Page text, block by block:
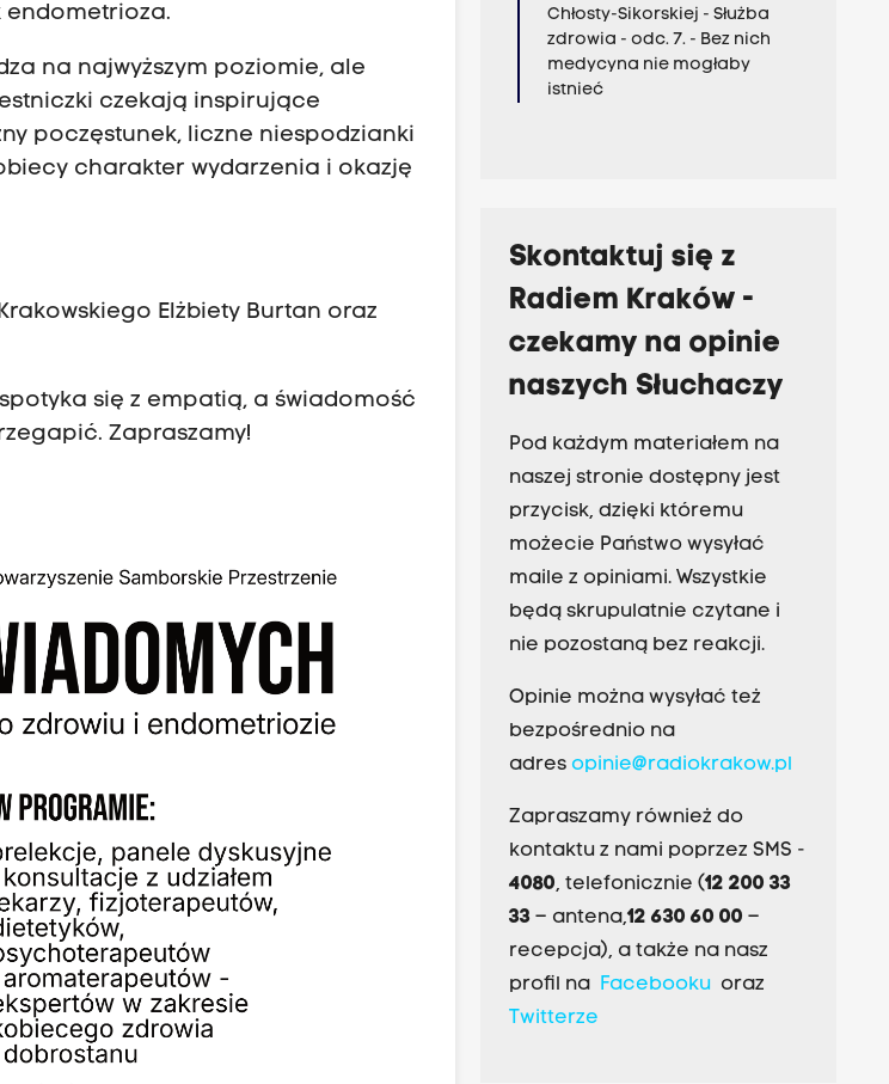
endometrioza.
na najwyższym poziomie, ale
czekają inspirujące
poczęstunek, liczne niespodzianki
charakter wydarzenia i okazję
Elżbiety Burtan oraz
się z empatią, a świadomość
Zapraszamy!
Chłosty-Sikorskiej - Służba
zdrowia - odc. 7. - Bez nich
medycyna nie mogłaby
istnieć
Skontaktuj się z
Radiem Kraków -
czekamy na opinie
naszych Słuchaczy
Pod każdym materiałem na
naszej stronie dostępny jest
przycisk, dzięki któremu
możecie Państwo wysyłać
maile z opiniami. Wszystkie
będą skrupulatnie czytane i
nie pozostaną bez reakcji.
Opinie można wysyłać też
bezpośrednio na
adres opinie@radiokrakow.pl
Zapraszamy również do
kontaktu z nami poprzez SMS -
4080, telefonicznie (12 200 33
33– antena,12 630 60 00 –
recepcja), a także na nasz
profil na Facebookuoraz
Twitterze